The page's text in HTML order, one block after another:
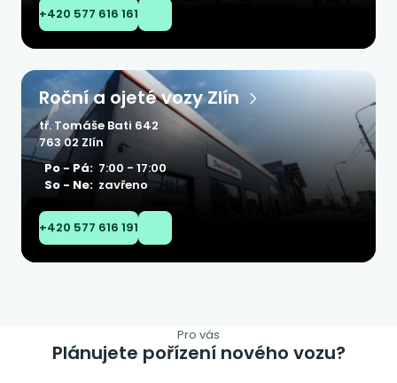
+420 577 616 161
Roční a ojeté vozy Zlín
tř. Tomáše Bati 642
763 02 Zlín
Po - Pá: 7:00 - 17:00
So - Ne: zavřeno
+420 577 616 191
Pro vás
Plánujete pořízení nového vozu?